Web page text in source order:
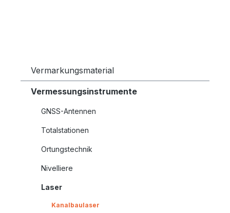
Vermarkungsmaterial
Vermessungsinstrumente
GNSS-Antennen
Totalstationen
Ortungstechnik
Nivelliere
Laser
Kanalbaulaser